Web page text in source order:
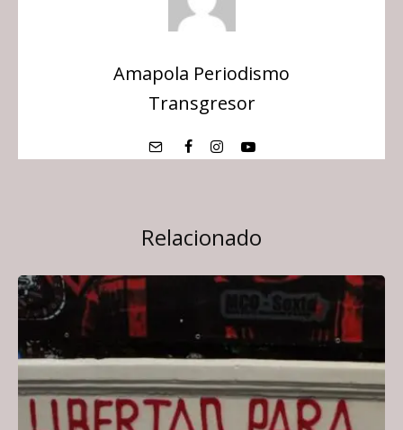
Amapola Periodismo
Transgresor
Relacionado